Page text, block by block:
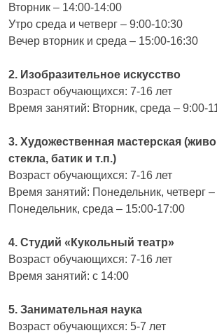
Вторник – 14:00-14:00
Утро среда и четверг – 9:00-10:30
Вечер вторник и среда – 15:00-16:30
2. Изобразительное искусство
Возраст обучающихся: 7-16 лет
Время занятий: Вторник, среда – 9:00-
3. Художественная мастерская
стекла, батик и т.п.)
Возраст обучающихся: 7-16 лет
Время занятий: Понедельник, четверг
Понедельник, среда – 15:00-17:00
4. Студий «Кукольный театр»
Возраст обучающихся: 7-16 лет
Время занятий: с 14:00
5. Занимательная наука
Возраст обучающихся: 5-7 лет